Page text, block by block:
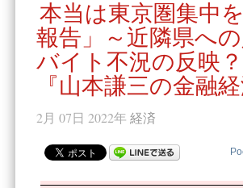
本当は東京圏集中
報告」～近隣県へ
バイト不況の反映？
『山本謙三の金融
2月 07日 2022年 経済